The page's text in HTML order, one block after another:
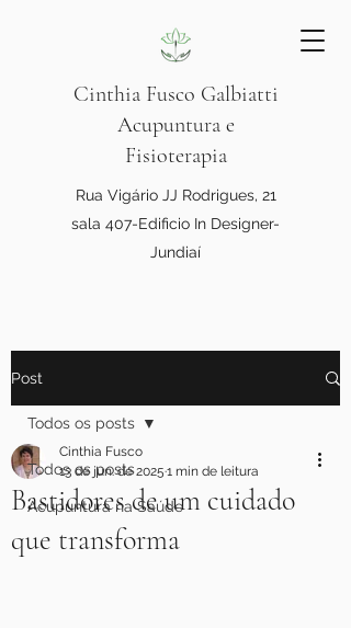
Cinthia Fusco Galbiatti
Acupuntura e
Fisioterapia
Rua Vigário JJ Rodrigues, 21
sala 407-Edificio In Designer-
Jundiaí
Post
Todos os posts
Acupuntura na Saúde
Todos os posts
Bastidores de um cuidado
que transforma
Cinthia Fusco
13 de jun. de 2025 1 min de leitura